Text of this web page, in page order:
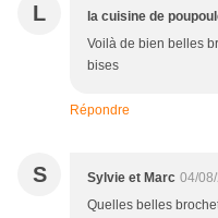
L la cuisine de
Voilà de bien belles
bises
Répondre
S Sylvie et Marc 04/
Quelles belles